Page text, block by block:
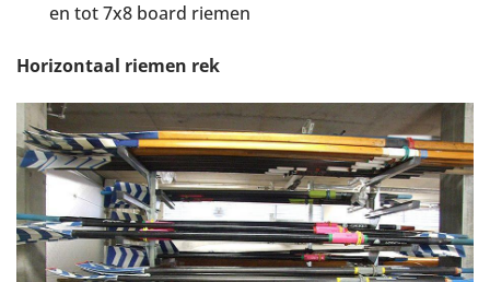
en tot 7x8 board riemen
Horizontaal riemen rek